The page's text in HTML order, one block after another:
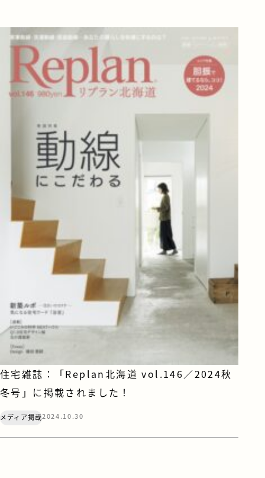
住宅雑誌：「Replan北海道 vol.146／2024秋
冬号」に掲載されました！
メディア掲載2024.10.30